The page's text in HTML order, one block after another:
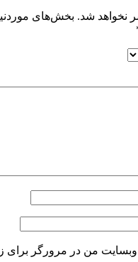
نخواهد شد. بخش‌های
وبسایت من در مرورگر برای